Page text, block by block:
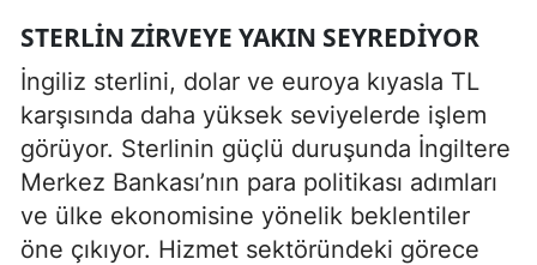
STERLIN ZIRVEYE YAKIN SEYREDIYOR
İngiliz sterlini, dolar ve euroya kıyasla TL
karşısında daha yüksek seviyelerde işlem
görüyor. Sterlinin güçlü duruşunda İngiltere
Merkez Bankası’nın para politikası adımları
ve ülke ekonomisine yönelik beklentiler
öne çıkıyor. Hizmet sektöründeki görece